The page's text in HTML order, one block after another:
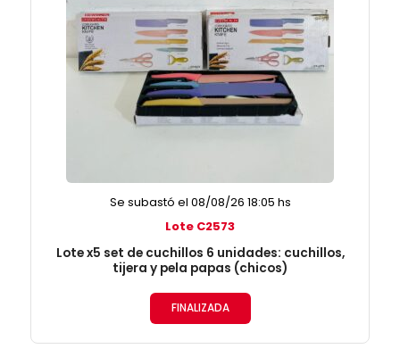
Se subastó el 08/08/26 18:05 hs
Lote C2573
Lote x5 set de cuchillos 6 unidades: cuchillos,
tijera y pela papas (chicos)
FINALIZADA